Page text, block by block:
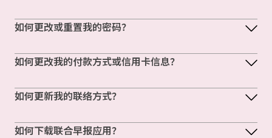
如何更改或重置我的密码？
如何更改我的付款方式或信用卡信息？
如何更新我的联络方式？
如何下载联合早报应用？